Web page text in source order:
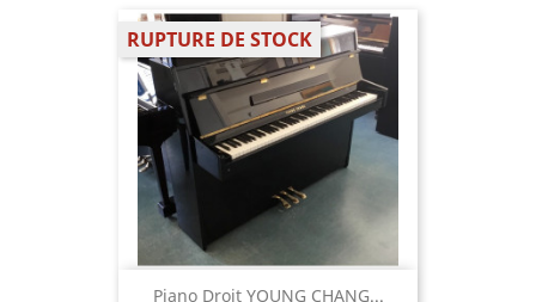
Piano Droit YOUNG CHANG...
RUPTURE DE STOCK